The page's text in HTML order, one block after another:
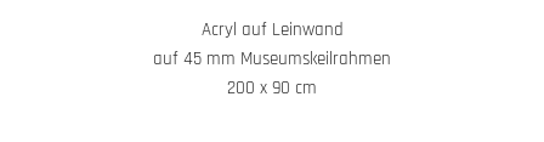
Acryl auf Leinwand
auf 45 mm Museumskeilrahmen
200 x 90 cm